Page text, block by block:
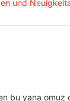
bu yana omuz